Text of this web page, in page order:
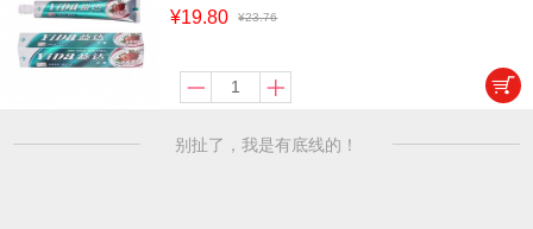
¥19.80 ¥23.76
别扯了，我是有底线的！